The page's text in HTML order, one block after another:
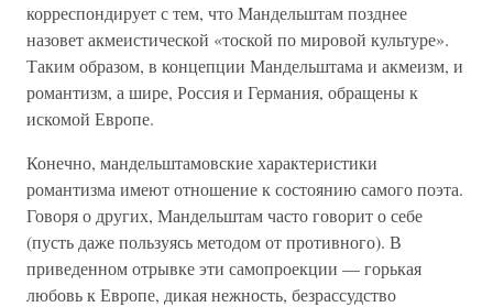
корреспондирует с тем, что Мандельштам позднее
назовет акмеистической «тоской по мировой культуре».
Таким образом, в концепции Мандельштама и акмеизм, и
романтизм, а шире, Россия и Германия, обращены к
искомой Европе.
Конечно, мандельштамовские характеристики
романтизма имеют отношение к состоянию самого поэта.
Говоря о других, Мандельштам часто говорит о себе
(пусть даже пользуясь методом от противного). В
приведенном отрывке эти самопроекции — горькая
любовь к Европе, дикая нежность, безрассудство